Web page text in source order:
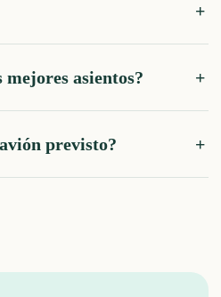
mejores asientos?
previsto?